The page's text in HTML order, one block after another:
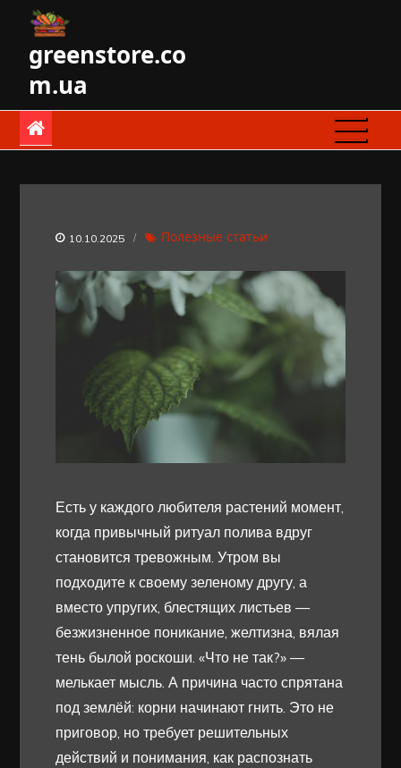
contentgreenstore.co
m.ua
10.10.2025 Полезные статьи
Есть у каждого любителя растений момент,
когда привычный ритуал полива вдруг
становится тревожным. Утром вы
подходите к своему зеленому другу, а
вместо упругих, блестящих листьев —
безжизненное поникание, желтизна, вялая
тень былой роскоши. «Что не так?» —
мелькает мысль. А причина часто спрятана
под землёй: корни начинают гнить. Это не
приговор, но требует решительных
действий и понимания, как распознать